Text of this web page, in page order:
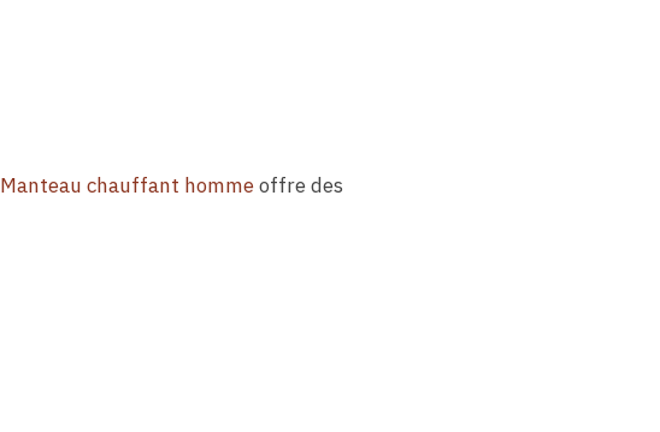
Manteau chauffant hommeoffre des